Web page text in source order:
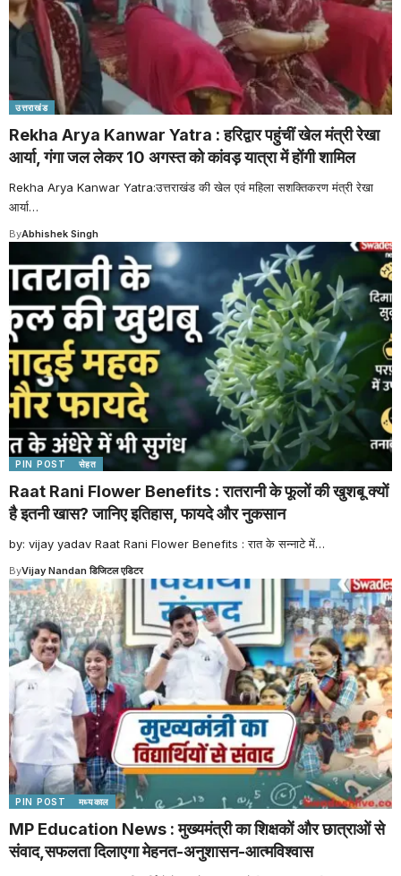
उत्तराखंड
Rekha Arya Kanwar Yatra : हरिद्वार पहुंचीं खेल मंत्री रेखा
आर्या, गंगा जल लेकर 10 अगस्त को कांवड़ यात्रा में होंगी शामिल
Rekha Arya Kanwar Yatra:उत्तराखंड की खेल एवं महिला सशक्तिकरण मंत्री रेखा
आर्या…
ByAbhishek Singh
PIN POST सेहत
Raat Rani Flower Benefits : रातरानी के फूलों की खुशबू क्यों
है इतनी खास? जानिए इतिहास, फायदे और नुकसान
by: vijay yadav Raat Rani Flower Benefits : रात के सन्नाटे में…
ByVijay Nandan डिजिटल एडिटर
PIN POST मध्यकाल
MP Education News : मुख्यमंत्री का शिक्षकों और छात्राओं से
संवाद,सफलता दिलाएगा मेहनत-अनुशासन-आत्मविश्वास